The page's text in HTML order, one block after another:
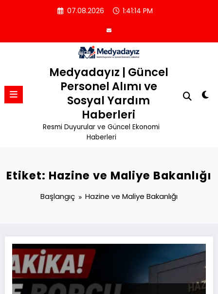
07.08.2026 1:41:15 PM
Medyadayız | Güncel
Personel Alımı ve
Sosyal Yardım
Haberleri
Resmi Duyurular ve Güncel Ekonomi
Haberleri
Etiket: Hazine ve Maliye Bakanlığı
Başlangıç Hazine ve Maliye Bakanlığı